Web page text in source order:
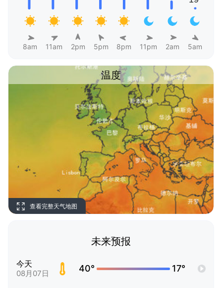
8am 11am 2pm 5pm 8pm 11pm 2am 5am
温度
查看完整天气地图
未来预报
今天
08月07日 40° 17°